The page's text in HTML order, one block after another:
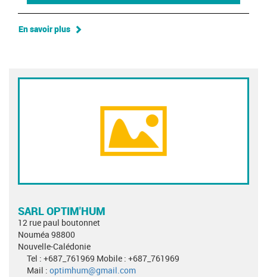
En savoir plus
SARL OPTIM'HUM
12 rue paul boutonnet
Nouméa 98800
Nouvelle-Calédonie
Tel : +687_761969 Mobile : +687_761969
Mail : optimhum@gmail.com